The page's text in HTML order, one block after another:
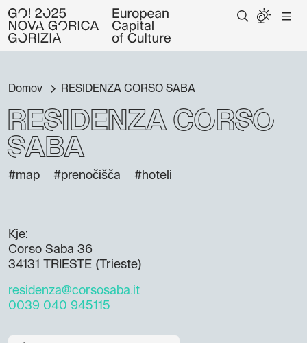
Domov RESIDENZA CORSO SABA
RESIDENZA CORSO
SABA
#map #prenočišča #hoteli
Kje:
Corso Saba 36
34131 TRIESTE (Trieste)
residenza@corsosaba.it
0039 040 945115